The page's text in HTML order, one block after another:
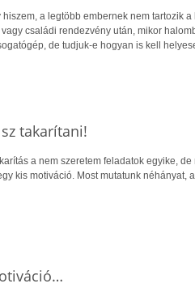
hiszem, a legtöbb embernek nem tartozik
családi rendezvény után, mikor
de tudjuk-e hogyan is kell
takarítani!
a nem szeretem feladatok egyike,
kis motiváció. Most mutatunk